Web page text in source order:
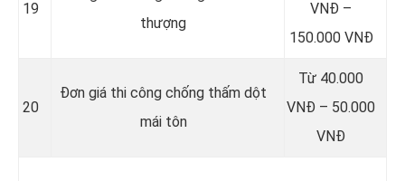
19
thượng
VNĐ –
150.000 VNĐ
20
Đơn giá thi công chống thấm dột
mái tôn
Từ 40.000
VNĐ – 50.000
VNĐ